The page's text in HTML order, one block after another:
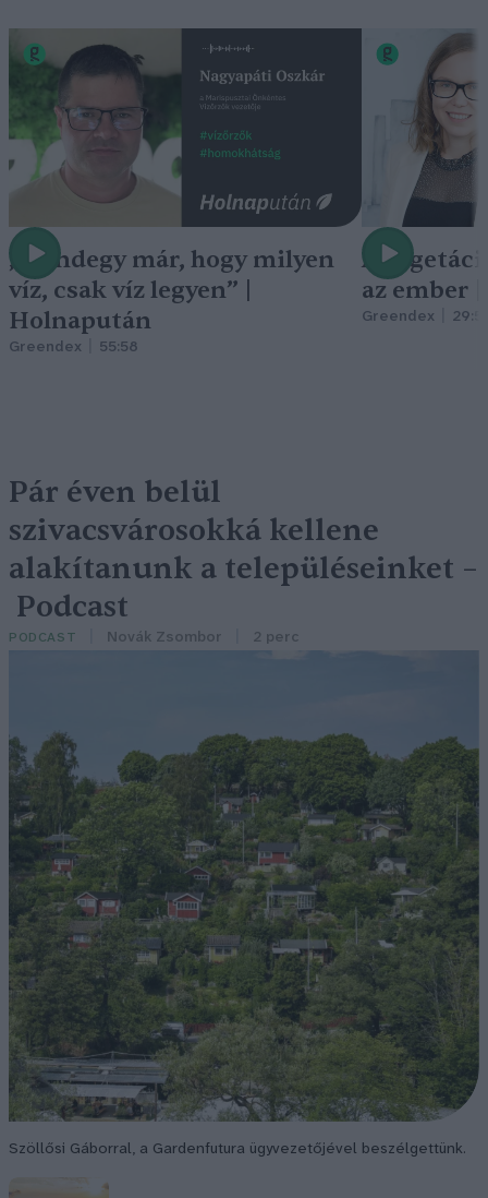
„Mindegy már, hogy milyen
víz, csak víz legyen” |
Holnapután
Greendex 55:58
A
az ember
Greendex
Pár éven belül
szivacsvárosokká kellene
alakítanunk a településeinket –
Podcast
PODCAST Novák Zsombor 2 perc
Szöllősi Gáborral, a Gardenfutura ügyvezetőjével beszélgettünk.